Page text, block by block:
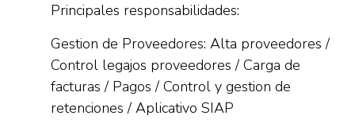
Principales responsabilidades:
Gestion de Proveedores: Alta proveedores /
Control legajos proveedores / Carga de
facturas / Pagos / Control y gestion de
retenciones / Aplicativo SIAP